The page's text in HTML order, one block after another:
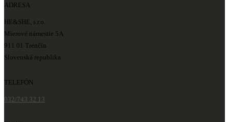
ADRESA
HE&SHE, s.r.o.
Mierové námestie 5A
911 01 Trenčín
Slovenská republika
TELEFÓN
032/743 32 13